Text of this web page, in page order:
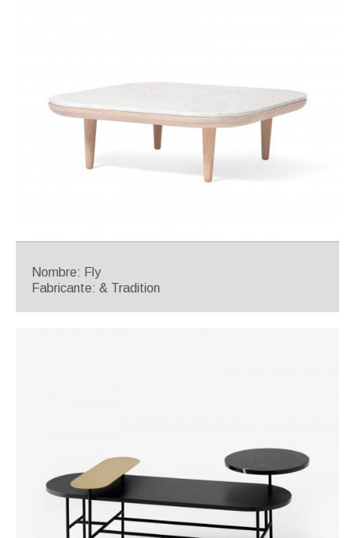
Nombre: Fly
Fabricante: & Tradition